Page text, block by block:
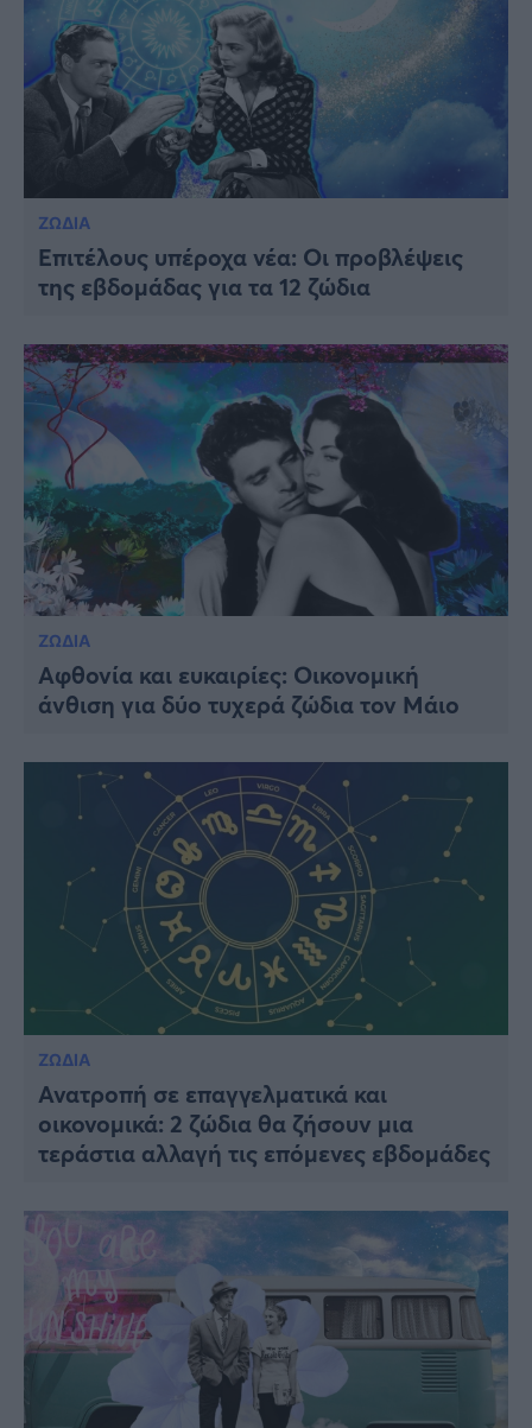
ΖΩΔΙΑ
Επιτέλους υπέροχα νέα: Οι προβλέψεις
της εβδομάδας για τα 12 ζώδια
ΖΩΔΙΑ
Αφθονία και ευκαιρίες: Οικονομική
άνθιση για δύο τυχερά ζώδια τον Μάιο
ΖΩΔΙΑ
Ανατροπή σε επαγγελματικά και
οικονομικά: 2 ζώδια θα ζήσουν μια
τεράστια αλλαγή τις επόμενες εβδομάδες